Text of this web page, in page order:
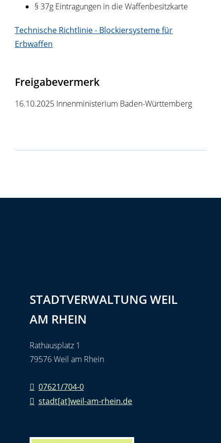
§ 37g Eintragungen in die Waffenbesitzkarte
Technische Richtlinie - Blockiersysteme für
Erbwaffen
Freigabevermerk
16.10.2025 Innenministerium Baden-Württemberg
STADTVERWALTUNG WEIL
AM RHEIN
Rathausplatz 1
79576 Weil am Rhein
07621/704-0
stadt[at]weil-am-rhein.de